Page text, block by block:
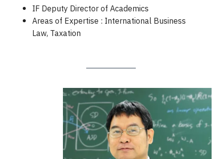
IF Deputy Director of Academics
Areas of Expertise : International Business
Law, Taxation